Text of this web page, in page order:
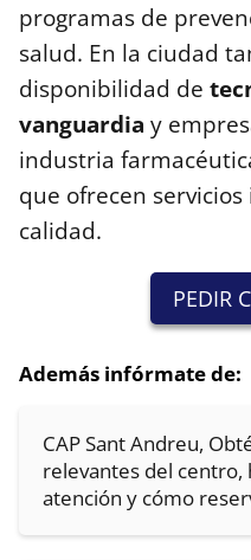
programas de
salud. En la ciudad
disponibilidad de
vanguardia y
industria
que ofrecen
calidad.
PEDIR
Además infórmate de:
CAP Sant Andreu,
relevantes del centro,
atención y cómo